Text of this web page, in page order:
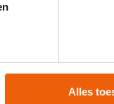
Alles